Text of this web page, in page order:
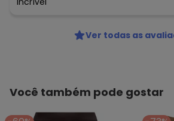
Ver todas as
Você também pode gostar